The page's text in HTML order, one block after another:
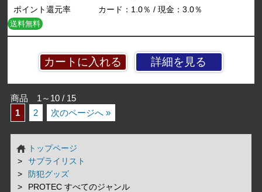
詳細を見る
ポイント還元率
カード：1.0％ / 現金：3.0％
送料無料
商品 1～10 / 15
1
2 次のページへ »
トップページ
サプライリスト
防犯グッズ
PROTEC すべてのジャンル